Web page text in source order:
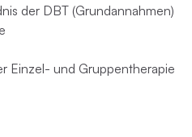
der DBT (Grundannahmen)
Einzel- und Gruppentherapie